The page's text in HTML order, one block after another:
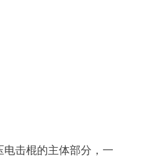
击棍的主体部分，一